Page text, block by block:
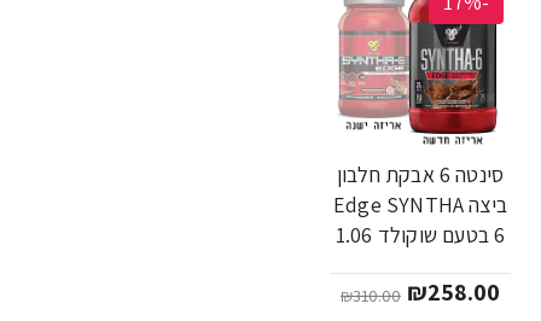
סינטה 6 אבקת חלבון
ביצה Edge SYNTHA
6 בטעם שוקולד 1.06
₪258.00
₪310.00